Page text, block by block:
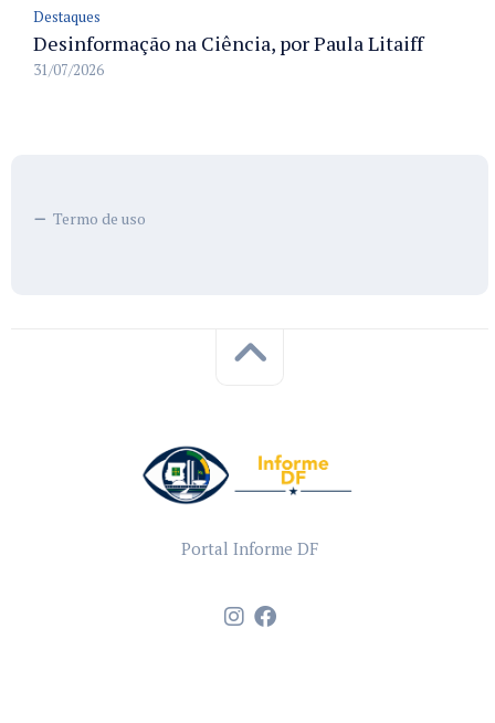
Destaques
Desinformação na Ciência, por Paula Litaiff
31/07/2026
Termo de uso
Portal Informe DF